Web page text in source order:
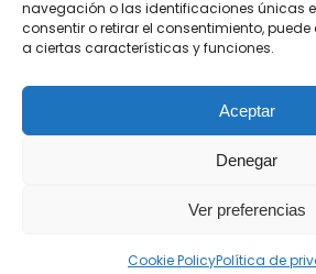
navegación o las identificaciones únicas
consentir o retirar el consentimiento,
a ciertas características y funciones.
Aceptar
Denegar
Ver preferencias
Cookie PolicyPolítica de
Canal de Denuncias
Trabaja con nosotros